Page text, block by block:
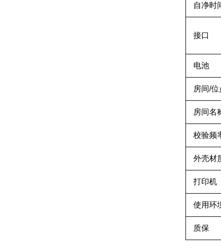
自净时
接口
电池
房间/位
房间名
校验频
外壳材
打印机
使用环
质保